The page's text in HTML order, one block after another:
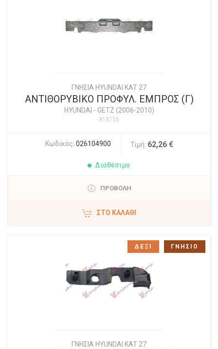
ΓΝΗΣΙΑ HYUNDAI KAT 27
ΑΝΤΙΘΟΡΥΒΙΚΟ ΠΡΟΦΥΛ. ΕΜΠΡΟΣ (Γ)
HYUNDAI - GETZ (2006-2010)
#18755
Κωδικός: 026104900 Τιμή: 62,26 €
Διαθέσιμο
ΠΡΟΒΟΛΗ
ΣΤΟ ΚΑΛΆΘΙ
ΓΝΗΣΙΑ HYUNDAI KAT 27
ΔΕΞΙ ΓΝΗΣΙΟ